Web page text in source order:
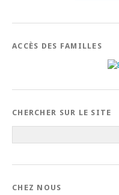
ACCÈS DES FAMILLES
CHERCHER SUR LE SITE
CHEZ NOUS